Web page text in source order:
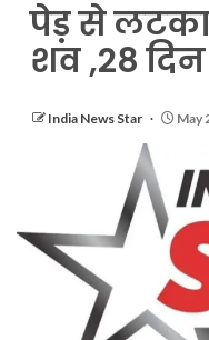
पेड़ से
शव ,28
India News Star May